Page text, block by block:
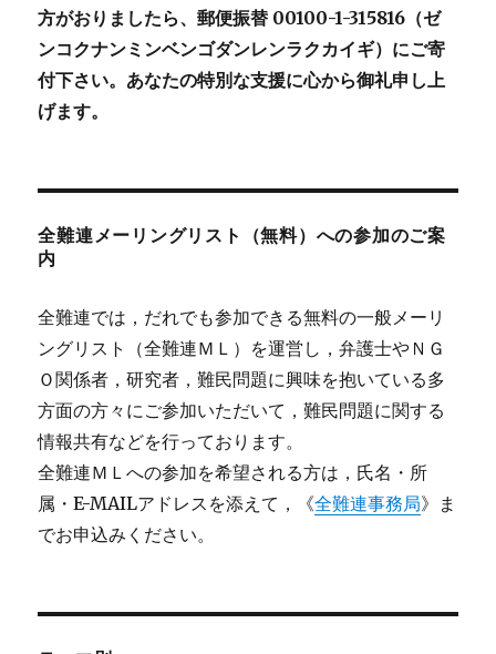
方がおりましたら、郵便振替 00100-1-315816（ゼ
ンコクナンミンベンゴダンレンラクカイギ）にご寄
付下さい。あなたの特別な支援に心から御礼申し上
げます。
全難連メーリングリスト（無料）への参加のご案
内
全難連では，だれでも参加できる無料の一般メーリ
ングリスト（全難連ＭＬ）を運営し，弁護士やＮＧ
Ｏ関係者，研究者，難民問題に興味を抱いている多
方面の方々にご参加いただいて，難民問題に関する
情報共有などを行っております。
全難連ＭＬへの参加を希望される方は，氏名・所
属・E-MAILアドレスを添えて，《全難連事務局》ま
でお申込みください。